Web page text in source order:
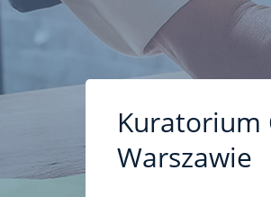
Kuratorium
Warszawie